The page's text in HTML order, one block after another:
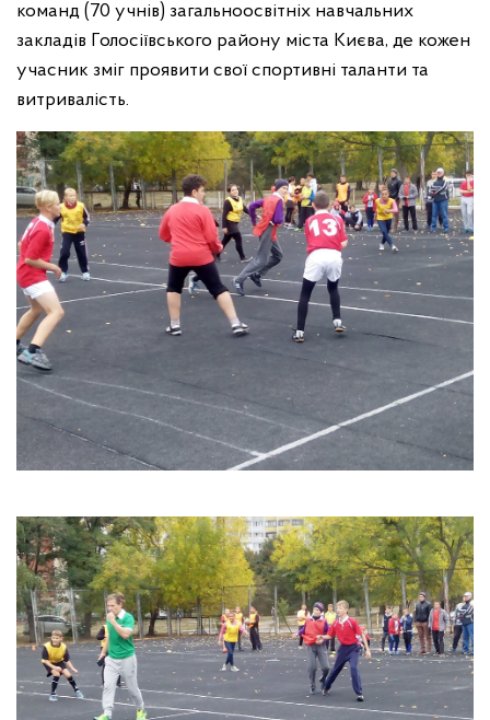
команд (70 учнів) загальноосвітніх навчальних
закладів Голосіївського району міста Києва, де кожен
учасник зміг проявити свої спортивні таланти та
витривалість.